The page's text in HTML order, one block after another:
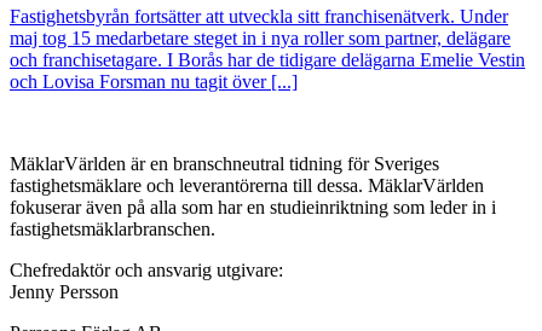
Fastighetsbyrån fortsätter att utveckla sitt franchisenätverk. Under
maj tog 15 medarbetare steget in i nya roller som partner, delägare
och franchisetagare. I Borås har de tidigare delägarna Emelie Vestin
och Lovisa Forsman nu tagit över [...]
MäklarVärlden är en branschneutral tidning för Sveriges
fastighetsmäklare och leverantörerna till dessa. MäklarVärlden
fokuserar även på alla som har en studieinriktning som leder in i
fastighetsmäklarbranschen.
Chefredaktör och ansvarig utgivare:
Jenny Persson